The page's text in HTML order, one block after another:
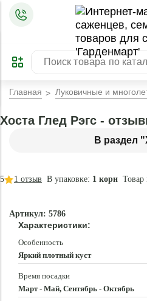
ПРЕДЗАКАЗ
ЗАБРОНИРОВАТЬ
ЛУЧШЕЕ
Главная Луковичные и
В раздел
Хоста Глед Рэгс -
В упаковке: 1 корн
5 1 отзыв
Артикул: 5786
Характеристики:
Особенность
Яркий плотный куст
Время посадки
Март - Май, Сентябрь - Октябрь